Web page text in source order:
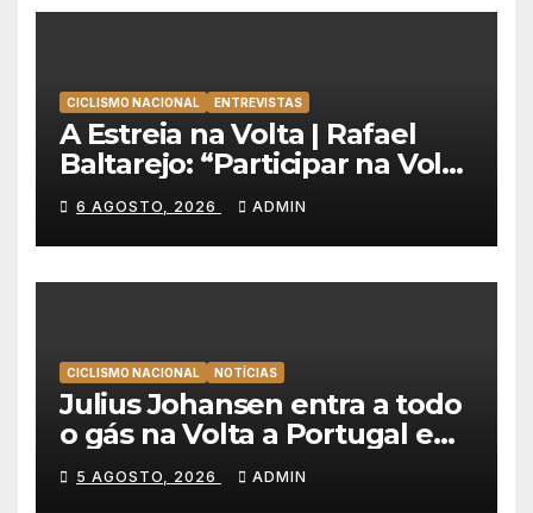
CICLISMO NACIONAL ENTREVISTAS
A Estreia na Volta | Rafael
Baltarejo: “Participar na Volta
a Portugal é o sonho de
qualquer ciclista”
6 AGOSTO, 2026 ADMIN
CICLISMO NACIONAL NOTÍCIAS
Julius Johansen entra a todo
o gás na Volta a Portugal e
lidera dobradinha da UAE
Team Emirates em Lisboa
5 AGOSTO, 2026 ADMIN